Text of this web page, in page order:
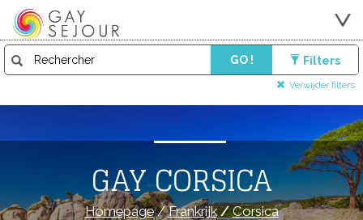
GO ! Filters
Verwijder filters
GAY CORSICA
Homepage/Frankrijk/Corsica